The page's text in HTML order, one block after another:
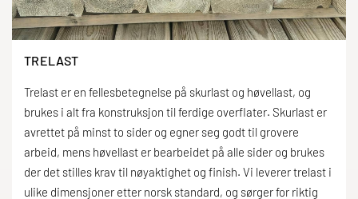
TRELAST
Trelast er en fellesbetegnelse på skurlast og høvellast, og
brukes i alt fra konstruksjon til ferdige overflater. Skurlast er
avrettet på minst to sider og egner seg godt til grovere
arbeid, mens høvellast er bearbeidet på alle sider og brukes
der det stilles krav til nøyaktighet og finish. Vi leverer trelast i
ulike dimensjoner etter norsk standard, og sørger for riktig